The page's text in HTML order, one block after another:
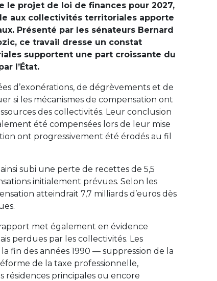
le projet de loi de finances pour 2027,
aux collectivités territoriales apporte
Présenté par les sénateurs Bernard
ce travail dresse un constat
supportent une part croissante du
l’État.
d’exonérations, de dégrèvements et de
si les mécanismes de compensation ont
des collectivités. Leur conclusion
été compensées lors de leur mise
ont progressivement été érodés au fil
subi une perte de recettes de 5,5
initialement prévues. Selon les
atteindrait 7,7 milliards d’euros dès
met également en évidence
perdues par les collectivités. Les
fin des années 1990 — suppression de la
de la taxe professionnelle,
résidences principales ou encore